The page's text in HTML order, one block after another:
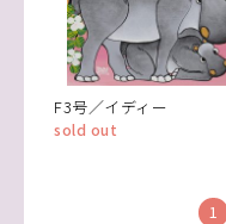
F3号／イディー
sold out
1